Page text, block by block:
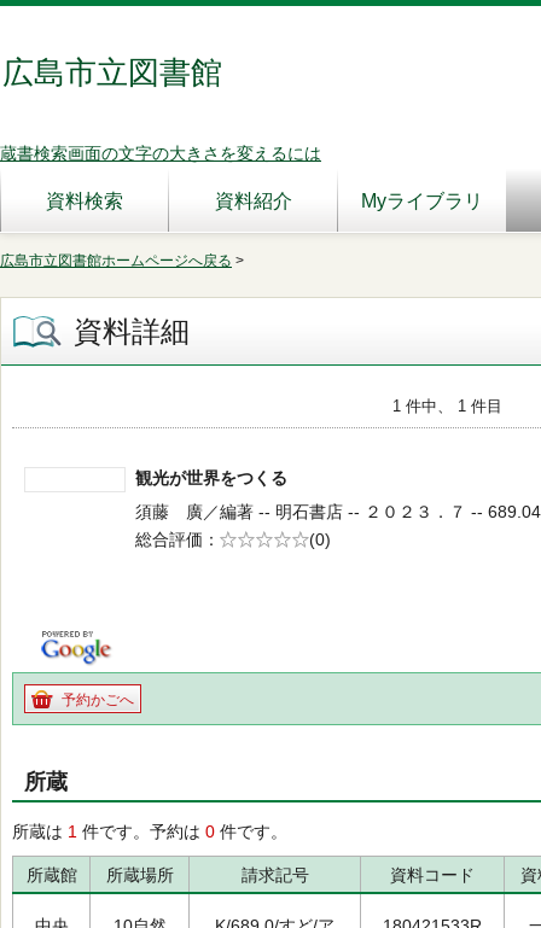
広島市立図書館
蔵書検索画面の文字の大きさを変えるには
資料検索 資料紹介 Myライブラリ
広島市立図書館ホームページへ戻る >
資料詳細
1 件中、 1 件目
観光が世界をつくる
須藤 廣／編著 -- 明石書店 -- ２０２３．７ -- 689.04
総合評価
5段階評価
(0)
予約かごへ
所蔵
所蔵は 1 件です。予約は 0 件です。
所蔵館 所蔵場所 請求記号 資料コード